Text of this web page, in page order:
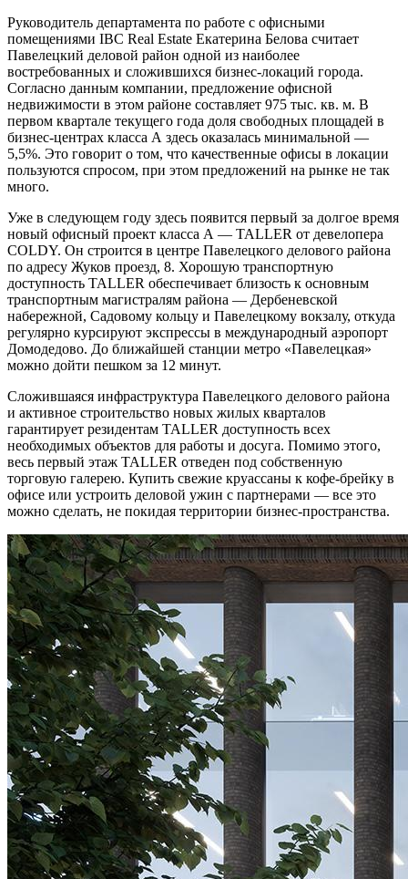
Руководитель департамента по работе с офисными
помещениями IBC Real Estate Екатерина Белова считает
Павелецкий деловой район одной из наиболее
востребованных и сложившихся бизнес-локаций города.
Согласно данным компании, предложение офисной
недвижимости в этом районе составляет 975 тыс. кв. м. В
первом квартале текущего года доля свободных площадей в
бизнес-центрах класса А здесь оказалась минимальной —
5,5%. Это говорит о том, что качественные офисы в локации
пользуются спросом, при этом предложений на рынке не так
много.
Уже в следующем году здесь появится первый за долгое время
новый офисный проект класса А — TALLER от девелопера
COLDY. Он строится в центре Павелецкого делового района
по адресу Жуков проезд, 8. Хорошую транспортную
доступность TALLER обеспечивает близость к основным
транспортным магистралям района — Дербеневской
набережной, Садовому кольцу и Павелецкому вокзалу, откуда
регулярно курсируют экспрессы в международный аэропорт
Домодедово. До ближайшей станции метро «Павелецкая»
можно дойти пешком за 12 минут.
Сложившаяся инфраструктура Павелецкого делового района
и активное строительство новых жилых кварталов
гарантирует резидентам TALLER доступность всех
необходимых объектов для работы и досуга. Помимо этого,
весь первый этаж TALLER отведен под собственную
торговую галерею. Купить свежие круассаны к кофе-брейку в
офисе или устроить деловой ужин с партнерами — все это
можно сделать, не покидая территории бизнес-пространства.